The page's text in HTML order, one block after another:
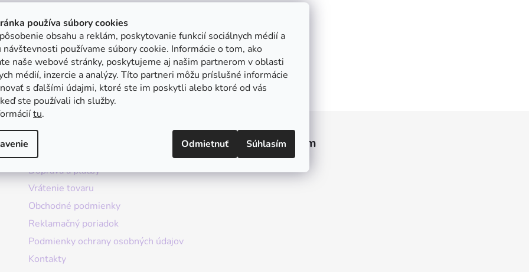
používa súbory cookies
obsahu a reklám, poskytovanie funkcií sociálnych médií a
návštevnosti používame súbory cookie. Informácie o tom, ako
naše webové stránky, poskytujeme aj našim partnerom v oblasti
médií, inzercie a analýzy. Títo partneri môžu príslušné informácie
s ďalšími údajmi, ktoré ste im poskytli alebo ktoré od vás
ste používali ich služby.
tu.
Odmietnuť Súhlasím
Doprava a platby
Vrátenie tovaru
Obchodné podmienky
Reklamačný poriadok
Podmienky ochrany osobných údajov
Kontakty
Instagram